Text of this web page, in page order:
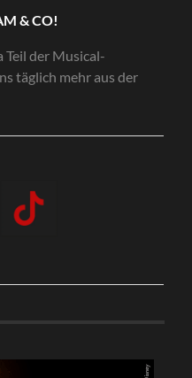
& CO!
Teil der Musical-
täglich mehr aus der